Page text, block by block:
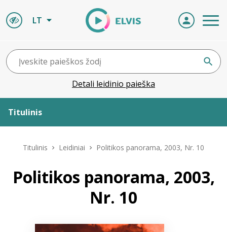
LT
Detali leidinio paieška
Titulinis
Leidiniai
Naujienos
Titulinis Leidiniai Politikos panorama, 2003, Nr. 10
Politikos panorama, 2003,
Nr. 10